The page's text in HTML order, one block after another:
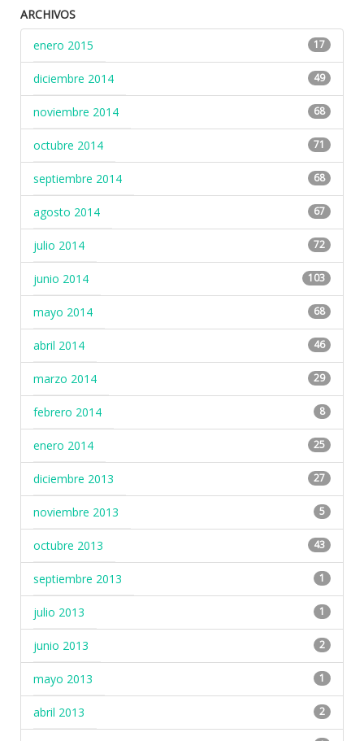
ARCHIVOS
enero 2015
17
diciembre 2014 49
noviembre 2014 68
octubre 2014 71
septiembre 2014 68
agosto 2014 67
julio 2014 72
junio 2014 103
mayo 2014 68
abril 2014 46
marzo 2014 29
febrero 2014 8
enero 2014 25
diciembre 2013 27
noviembre 2013 5
octubre 2013 43
septiembre 2013 1
julio 2013 1
junio 2013 2
mayo 2013 1
abril 2013 2